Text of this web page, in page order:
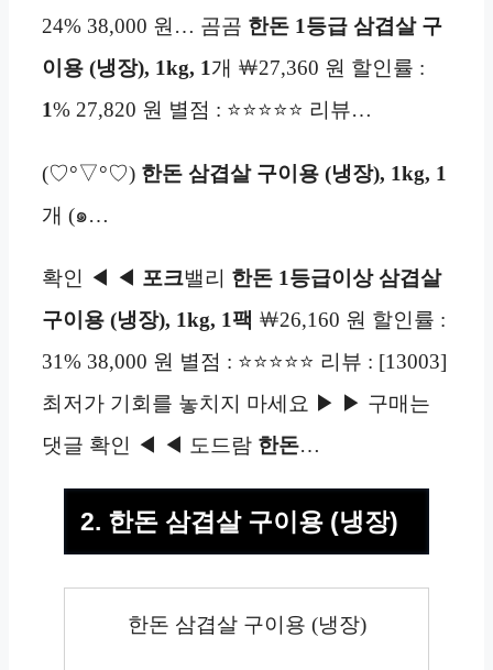
24% 38,000 원… 곰곰 한돈 1등급 삼겹살 구
이용 (냉장), 1kg, 1개 ￦27,360 원 할인률 :
1% 27,820 원 별점 : ⭐⭐⭐⭐⭐ 리뷰…
(♡°▽°♡) 한돈 삼겹살 구이용 (냉장), 1kg, 1
개 (๑…
확인 ◀ ◀ 포크밸리 한돈 1등급이상 삼겹살
구이용 (냉장), 1kg, 1팩 ￦26,160 원 할인률 :
31% 38,000 원 별점 : ⭐⭐⭐⭐⭐ 리뷰 : [13003]
최저가 기회를 놓치지 마세요 ▶ ▶ 구매는
댓글 확인 ◀ ◀ 도드람 한돈…
2. 한돈 삼겹살 구이용 (냉장)
한돈 삼겹살 구이용 (냉장)